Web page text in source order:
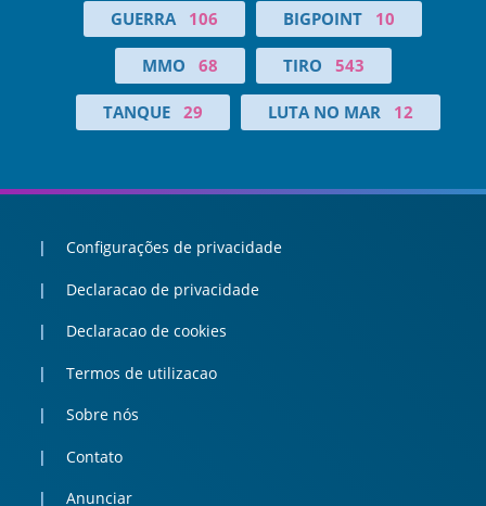
GUERRA 106 BIGPOINT 10
MMO 68 TIRO 543
TANQUE 29 LUTA NO MAR 12
Configurações de privacidade
Declaracao de privacidade
Declaracao de cookies
Termos de utilizacao
Sobre nós
Contato
Anunciar